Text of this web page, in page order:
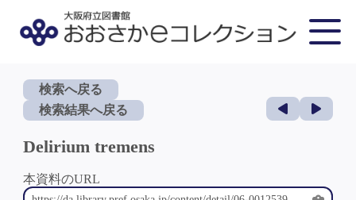
検索へ戻る
検索結果へ戻る
Delirium tremens
本資料のURL